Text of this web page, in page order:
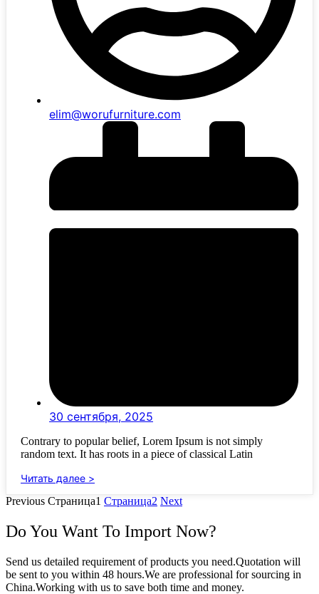
elim@worufurniture.com
30 сентября, 2025
Contrary to popular belief, Lorem Ipsum is not simply
random text. It has roots in a piece of classical Latin
Читать далее >
Previous Страница1 Страница2 Next
Do You Want To Import Now?
Send us detailed requirement of products you need.Quotation will
be sent to you within 48 hours.We are professional for sourcing in
China.Working with us to save both time and money.